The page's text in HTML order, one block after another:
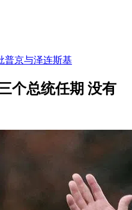
普京与泽连斯基
个总统任期 没有